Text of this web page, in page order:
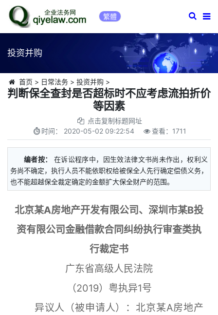
繁體
投资并购
首页 > 日常法务> 投资并购 >
判断保全查封是否超标时不应考虑流拍折价
等因素
点击复制标题网址
时间： 2020-05-02 09:22:54 查看： 1711
编者按：
在诉讼程序中，因生效法律文书尚未作出，权利义
务尚不确定，执行人员不能依职权给被保全人先行确定偿债义务，
也不能超越保全裁定确定的金额扩大保全财产的范围。
北京某A房地产开发有限公司、深圳市某B投
资有限公司金融借款合同纠纷执行审查类执
行裁定书
广东省高级人民法院
（2019）粤执异1号
异议人（被申请人）：北京某A房地产